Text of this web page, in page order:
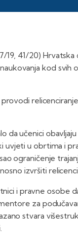
19, 41/20)
kod svih
da učenici
uvjeti u obrtima i
ograničenje
izvršiti
i pravne osobe
za
stvara